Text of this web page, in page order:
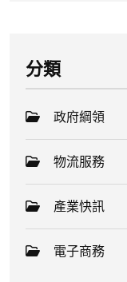
分類
政府綱領
物流服務
產業快訊
電子商務